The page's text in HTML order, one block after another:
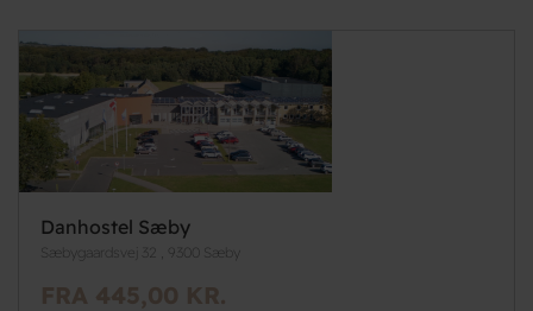
Danhostel Sæby
Sæbygaardsvej 32 , 9300 Sæby
FRA 445,00 KR.